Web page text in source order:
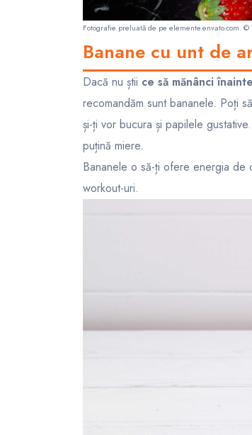
Fotografie preluată de pe elemente.envato.com. ©
Banane cu unt de
Dacă nu știi ce să mănânci
recomandăm sunt bananele. Poți
și-ți vor bucura și papilele
puțină miere.
Bananele o să-ți ofere energia de
workout-uri.